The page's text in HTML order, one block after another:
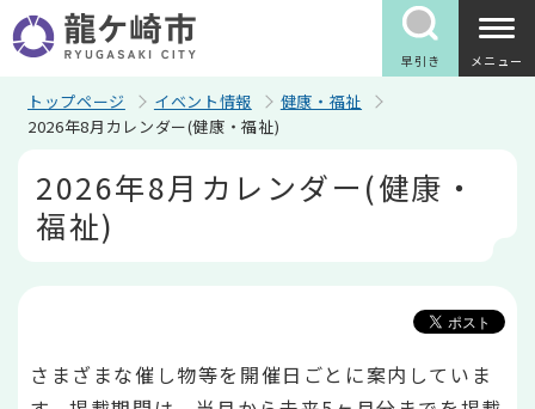
の
ペ
早引き メニュー
トップページ イベント情報
健康・福祉
2026年8月カレンダー(健康・福祉)
2026年8月カレンダー(健康・
福祉)
さまざまな催し物等を開催日ごとに案内していま